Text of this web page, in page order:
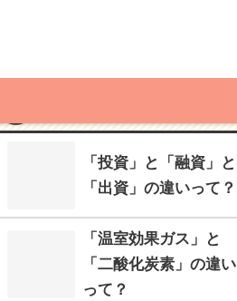
「投資」と「融資」と
「出資」の違いって？
「温室効果ガス」と
「二酸化炭素」の違い
って？